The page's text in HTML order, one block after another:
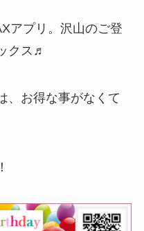
アプリ。沢山のご登
クス♬
、お得な事がなくて